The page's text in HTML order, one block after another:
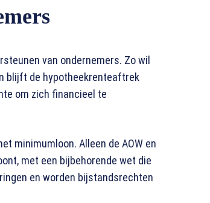
van ondernemers. Zo wil
blijft de hypotheekrenteaftrek
om zich financieel te
minimumloon. Alleen de AOW en
met een bijbehorende wet die
en worden bijstandsrechten